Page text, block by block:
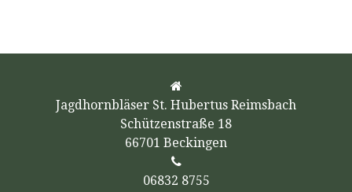
Jagdhornbläser St. Hubertus Reimsbach
Schützenstraße 18
66701 Beckingen
06832 8755